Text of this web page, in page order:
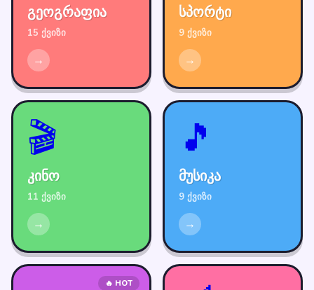
გეოგრაფია
15 ქვიზი
→
სპორტი
9 ქვიზი
→
🎬
კინო
11 ქვიზი
→
🎵
მუსიკა
9 ქვიზი
→
🔥 HOT